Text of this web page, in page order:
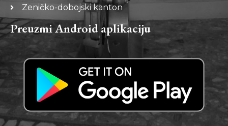
Zeničko-dobojski kanton
Preuzmi Android aplikaciju